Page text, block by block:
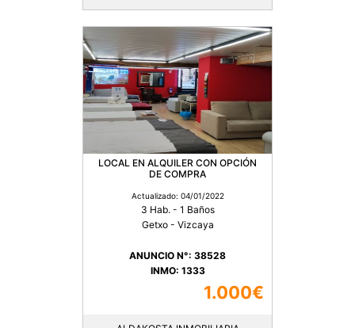
LOCAL EN ALQUILER CON OPCIÓN
DE COMPRA
Actualizado: 04/01/2022
3 Hab. - 1 Baños
Getxo - Vizcaya
ANUNCIO N°: 38528
INMO: 1333
1.000€